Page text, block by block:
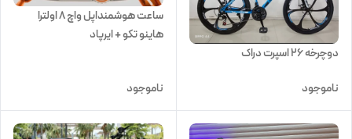
دوچرخه ۲۶ اسپرت دراک
ناموجود
ساعت هوشمنداپل واچ ۸ اولترا
هاینو تکو + ایرپاد
ناموجود